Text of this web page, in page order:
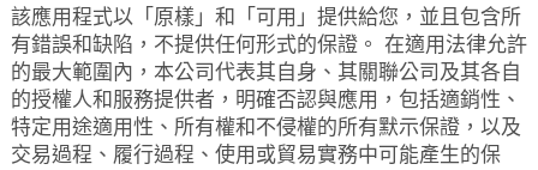
該應用程式以「原樣」和「可用」提供給您，並且包含所
有錯誤和缺陷，不提供任何形式的保證。 在適用法律允許
的最大範圍內，本公司代表其自身、其關聯公司及其各自
的授權人和服務提供者，明確否認與應用，包括適銷性、
特定用途適用性、所有權和不侵權的所有默示保證，以及
交易過程、履行過程、使用或貿易實務中可能產生的保